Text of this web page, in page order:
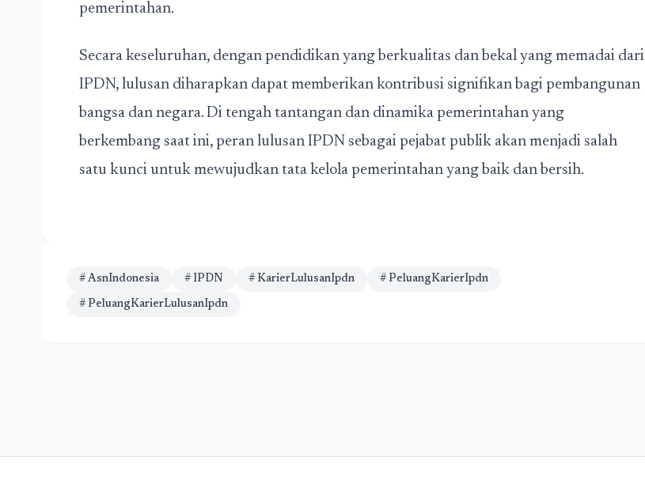
pemerintahan.
Secara keseluruhan, dengan pendidikan yang berkualitas dan bekal yang memadai dari
IPDN, lulusan diharapkan dapat memberikan kontribusi signifikan bagi pembangunan
bangsa dan negara. Di tengah tantangan dan dinamika pemerintahan yang
berkembang saat ini, peran lulusan IPDN sebagai pejabat publik akan menjadi salah
satu kunci untuk mewujudkan tata kelola pemerintahan yang baik dan bersih.
# AsnIndonesia # IPDN # KarierLulusanIpdn # PeluangKarierIpdn
# PeluangKarierLulusanIpdn